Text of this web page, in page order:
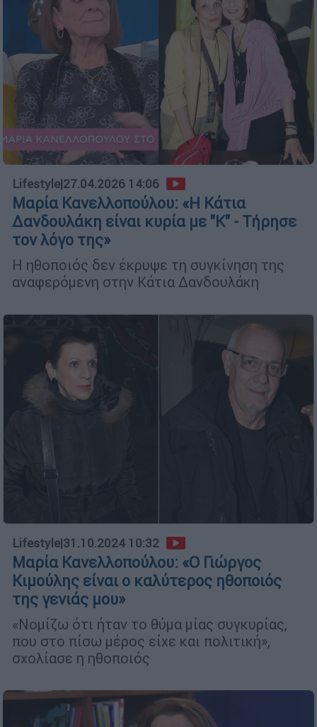
Lifestyle|27.04.2026 14:06
Μαρία Κανελλοπούλου: «Η Κάτια
Δανδουλάκη είναι κυρία με "Κ" - Τήρησε
τον λόγο της»
Η ηθοποιός δεν έκρυψε τη συγκίνηση της
αναφερόμενη στην Κάτια Δανδουλάκη
Lifestyle|31.10.2024 10:32
Μαρία Κανελλοπούλου: «Ο Γιώργος
Κιμούλης είναι ο καλύτερος ηθοποιός
της γενιάς μου»
«Νομίζω ότι ήταν το θύμα μίας συγκυρίας,
που στο πίσω μέρος είχε και πολιτική»,
σχολίασε η ηθοποιός